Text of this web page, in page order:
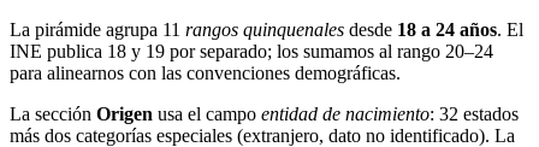
La pirámide agrupa 11 rangos quinquenales desde 18 a 24 años. El
INE publica 18 y 19 por separado; los sumamos al rango 20–24
para alinearnos con las convenciones demográficas.
La sección Origen usa el campo entidad de nacimiento: 32 estados
más dos categorías especiales (extranjero, dato no identificado). La